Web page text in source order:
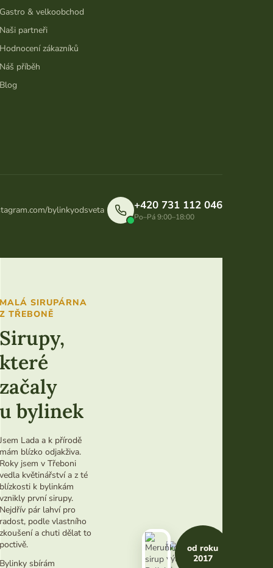
bylinkyodsveta +420 731 112 046
Po–Pá 9:00–18:00
Gastro & velkoobchod
Naši partneři
Hodnocení zákazníků
Náš příběh
Blog
B
e
z
m
ě
l
ý
c
h
p
ř
í
s
MALÁ SIRUPÁRNA
Z TŘEBONĚ
Sirupy,
které
začaly
u bylinek
Jsem Lada a k přírodě
mám blízko odjakživa.
Roky jsem v Třeboni
vedla květinářství a z té
blízkosti k bylinkám
vznikly první sirupy.
Nejdřív pár lahví pro
radost, podle vlastního
zkoušení a chuti dělat to
poctivě.
Bylinky sbírám
od roku
2017